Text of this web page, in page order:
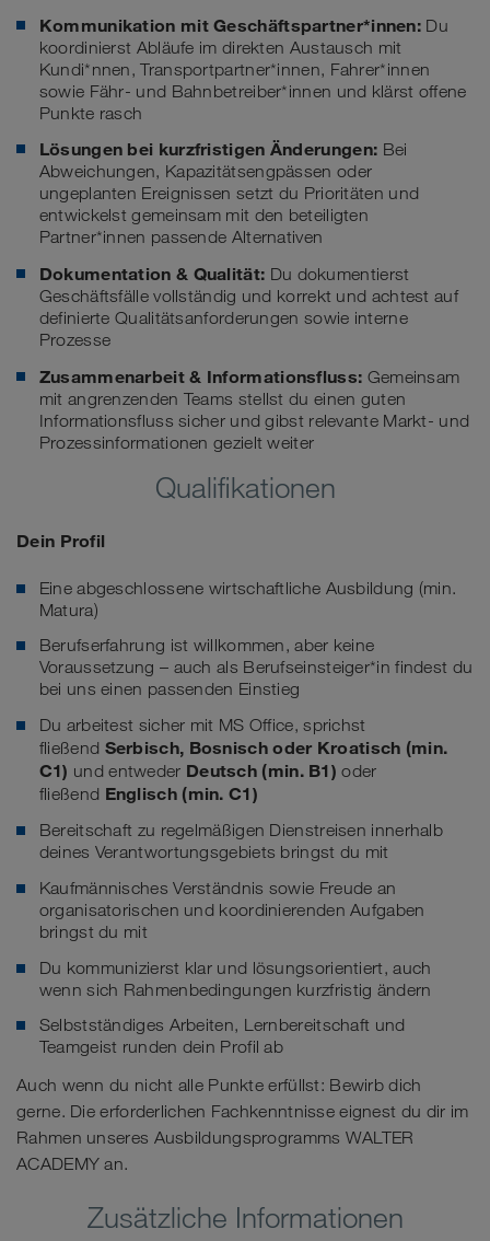
Kommunikation mit Geschäftspartner*innen: Du
koordinierst Abläufe im direkten Austausch mit
Kundi*nnen, Transportpartner*innen, Fahrer*innen
sowie Fähr- und Bahnbetreiber*innen und klärst offene
Punkte rasch
Lösungen bei kurzfristigen Änderungen: Bei
Abweichungen, Kapazitätsengpässen oder
ungeplanten Ereignissen setzt du Prioritäten und
entwickelst gemeinsam mit den beteiligten
Partner*innen passende Alternativen
Dokumentation & Qualität: Du dokumentierst
Geschäftsfälle vollständig und korrekt und achtest auf
definierte Qualitätsanforderungen sowie interne
Prozesse
Zusammenarbeit & Informationsfluss: Gemeinsam
mit angrenzenden Teams stellst du einen guten
Informationsfluss sicher und gibst relevante Markt- und
Prozessinformationen gezielt weiter
Qualifikationen
Dein Profil
Eine abgeschlossene wirtschaftliche Ausbildung (min.
Matura)
Berufserfahrung ist willkommen, aber keine
Voraussetzung – auch als Berufseinsteiger*in findest du
bei uns einen passenden Einstieg
Du arbeitest sicher mit MS Office, sprichst
fließend Serbisch, Bosnischoder Kroatisch (min.
C1) und entweder Deutsch (min. B1)oder
fließend Englisch (min. C1)
Bereitschaft zu regelmäßigen Dienstreisen innerhalb
deines Verantwortungsgebiets bringst du mit
Kaufmännisches Verständnis sowie Freude an
organisatorischen und koordinierenden Aufgaben
bringst du mit
Du kommunizierst klar und lösungsorientiert, auch
wenn sich Rahmenbedingungen kurzfristig ändern
Selbstständiges Arbeiten, Lernbereitschaft und
Teamgeist runden dein Profil ab
Auch wenn du nicht alle Punkte erfüllst: Bewirb dich
gerne. Die erforderlichen Fachkenntnisse eignest du dir im
Rahmen unseres Ausbildungsprogramms WALTER
ACADEMY an.
Zusätzliche Informationen